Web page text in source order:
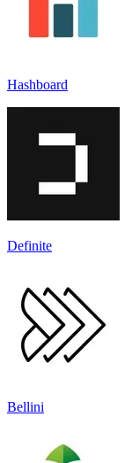
Hashboard
Definite
Bellini